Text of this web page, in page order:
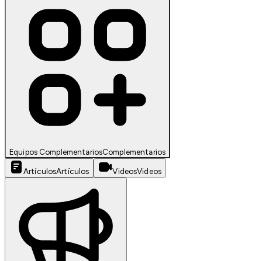
Equipos ComplementariosComplementarios
ArtículosArtículos VideosVideos